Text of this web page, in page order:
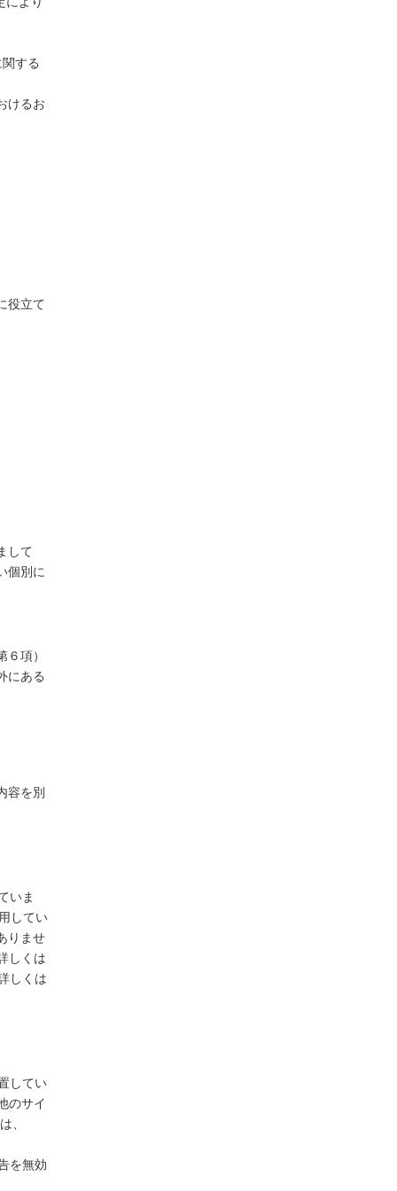
する
けるお
役立て
して
個別に
項）
にある
容を別
いま
してい
りませ
しくは
しくは
してい
のサイ
、
を無効